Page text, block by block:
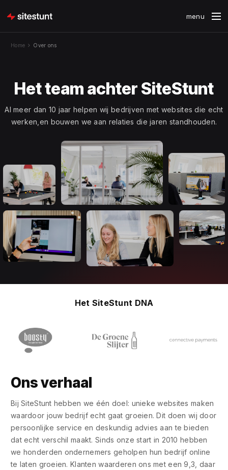
Home Over ons
Het team achter SiteStunt
Al meer dan 10 jaar helpen wij bedrijven met websites die echt
werken,en bouwen we aan relaties die jaren standhouden.
Het SiteStunt DNA
Ons verhaal
Bij SiteStunt hebben we één doel: unieke websites maken
waardoor jouw bedrijf echt gaat groeien. Dit doen wij door
persoonlijke service en deskundig advies aan te bieden
dat echt verschil maakt. Sinds onze start in 2010 hebben
we honderden ondernemers geholpen hun bedrijf online
te laten groeien. Klanten waarderen ons met een 9,3, daar